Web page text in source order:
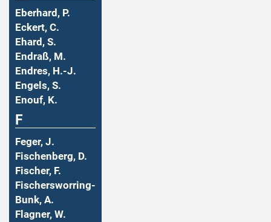
Eberhard, P.
Eckert, C.
Ehard, S.
Endraß, M.
Endres, H.-J.
Engels, S.
Enouf, K.
F
Feger, J.
Fischenberg, D.
Fischer, F.
Fischersworring-
Bunk, A.
Flagner, W.